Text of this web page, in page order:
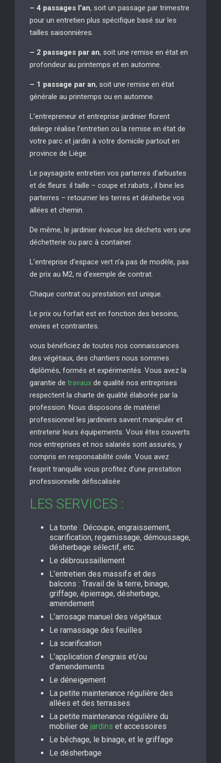
– 4 passages l’an, soit un passage par trimestre
pour un entretien plus spécifique basé sur les
tailles saisonnières.
– 2 passages par an, soit une remise en état en
profondeur au printemps et en automne.
– 1 passage par an, soit une remise en état
générale au printemps ou en automne.
L’entrepreneur et entreprise jardinier florent
deliege réalise l’entretien ou la remise en état de
votre parc et jardin à votre domicile partout en
province de Liège.
Le paysagiste entretien vos parterres d’arbustes
et de fleurs: il taille – coupe et rabats , il bine les
parterres – retourner les terres et désherbe vos
allées et chemin.
De même, le jardinier évacue les déchets vers une
déchetterie ou parc à container.
L’entreprise d’espace vert n’a pas de modèle, pas
de prix au M2, ni d’exemple de contrat.
Chaque contrat ou prestation est unique.
Le prix ou forfait est en fonction des besoins,
envies et contraintes.
vous bénéficiez de toutes nos connaissances
des végétaux, des chantiers nous sommes
diplômés, formés et expérimentés. Vous avez la
garantie de travaux de qualité nos entreprises
respectent la charte de qualité élaborée par la
profession. Nous disposons de matériel
professionnel les jardiniers savent manipuler et
entretenir leurs équipements. Vous êtes couverts
nos entreprises et nos salariés sont assurés, y
compris en responsabilité civile. Vous avez
l’esprit tranquille vous profitez d’une prestation
professionnelle défiscalisée
LES SERVICES :
La tonte : Découpe, engraissement,
scarification, regarnissage, démoussage,
désherbage sélectif, etc.
Le débroussaillement
L’entretien des massifs et des
balcons : Travail de la terre, binage,
griffage, épierrage, désherbage,
amendement
L’arrosage manuel des végétaux
Le ramassage des feuilles
La scarification
L’application d’engrais et/ou
d’amendements
Le déneigement
La petite maintenance régulière des
allées et des terrasses
La petite maintenance régulière du
mobilier de jardins et accessoires
Le bêchage, le binage, et le griffage
Le désherbage